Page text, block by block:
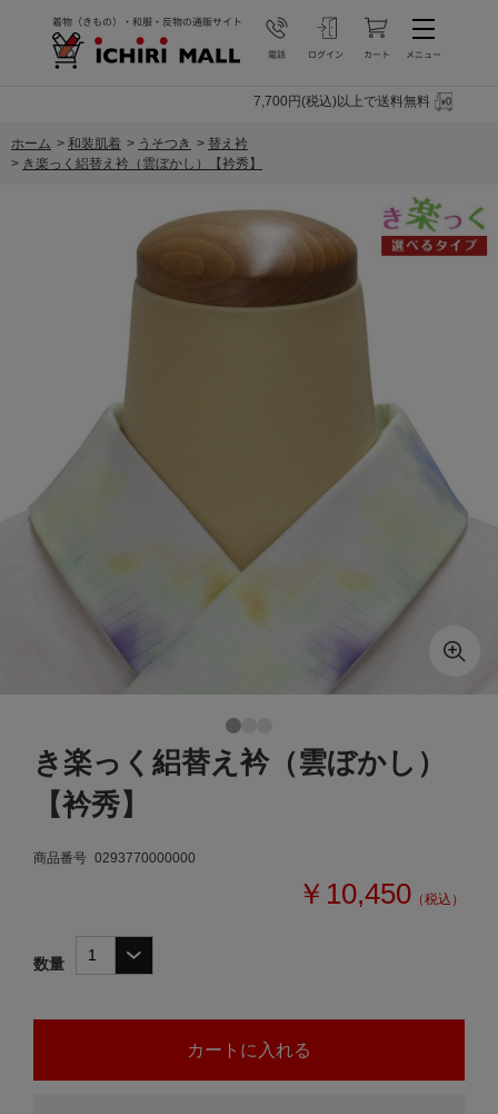
7,700円(税込)以上で送料無料
ホーム > 和装肌着 > うそつき > 替え衿
> き楽っく絽替え衿（雲ぼかし）【衿秀】
き楽っく絽替え衿（雲ぼかし）
【衿秀】
商品番号 0293770000000
￥10,450 （税込）
数量